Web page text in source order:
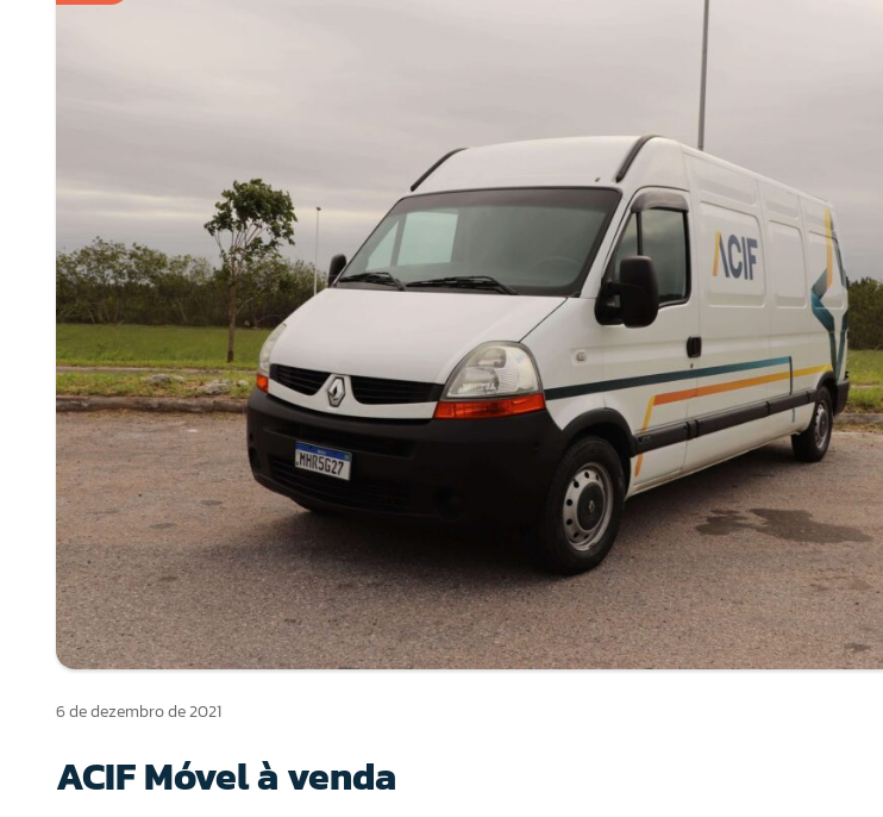
6 de dezembro de 2021
ACIF Móvel à venda